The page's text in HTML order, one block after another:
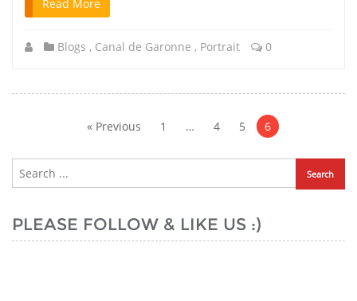
Read More
Blogs , Canal de Garonne , Portrait 0
pagination
« Previous 1 … 4 5 6
PLEASE FOLLOW & LIKE US :)